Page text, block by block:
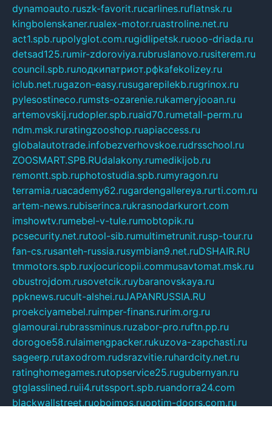
dynamoauto.ruszk-favorit.rucarlines.ruflatnsk.ru
kingbolenskaner.rualex-motor.ruastroline.net.ru
act1.spb.rupolyglot.com.rugidlipetsk.ruooo-driada.ru
detsad125.rumir-zdoroviya.rubruslanovo.rusiterem.ru
council.spb.ruлодкипатриот.рфkafekolizey.ru
iclub.net.rugazon-easy.rusugarepilekb.rugrinox.ru
pylesostineco.rumsts-ozarenie.rukameryjooan.ru
artemovskij.rudopler.spb.ruaid70.rumetall-perm.ru
ndm.msk.ruratingzooshop.ruapiaccess.ru
globalautotrade.infobezverhovskoe.rudrsschool.ru
ZOOSMART.SPB.RUdalakony.rumedikijob.ru
remontt.spb.ruphotostudia.spb.rumyragon.ru
terramia.ruacademy62.rugardengallereya.rurti.com.ru
artem-news.rubiserinca.rukrasnodarkurort.com
imshowtv.rumebel-v-tule.rumobtopik.ru
pcsecurity.net.rutool-sib.rumultimetrunit.rusp-tour.ru
fan-cs.rusanteh-russia.rusymbian9.net.ruDSHAIR.RU
tmmotors.spb.ruxjocuricopii.commusavtomat.msk.ru
obustrojdom.rusovetcik.ruybaranovskaya.ru
ppknews.rucult-alshei.ruJAPANRUSSIA.RU
proekciyamebel.ruimper-finans.rurim.org.ru
glamourai.rubrassminus.ruzabor-pro.ruftn.pp.ru
dorogoe58.rulaimengpacker.rukuzova-zapchasti.ru
sageerp.rutaxodrom.rudsrazvitie.ruhardcity.net.ru
ratinghomegames.rutopservice25.rugubernyan.ru
gtglasslined.ruii4.rutssport.spb.ruandorra24.com
blackwallstreet.ruoboimos.ruoptim-doors.com.ru